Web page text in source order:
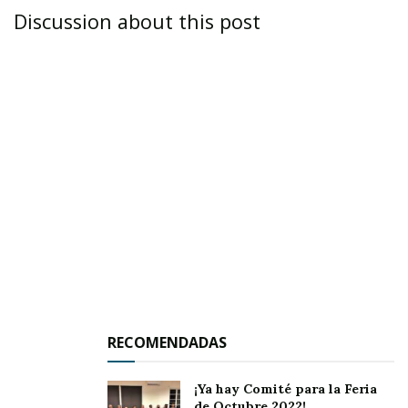
ZACATECAS.-Luego de solicitar a los
Discussion about this post
RECOMENDADAS
¡Ya hay Comité para la Feria